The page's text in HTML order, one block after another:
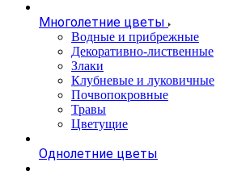
Многолетние цветы
Водные и прибрежные
Декоративно-лиственные
Злаки
Клубневые и луковичные
Почвопокровные
Травы
Цветущие
Однолетние цветы